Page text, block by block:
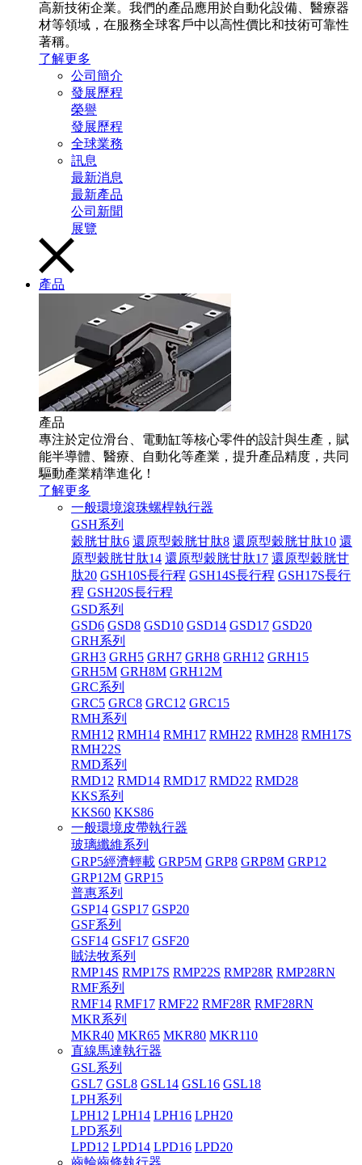
高新技術企業。我們的產品應用於自動化設備、醫療器
材等領域，在服務全球客戶中以高性價比和技術可靠性
著稱。
了解更多
公司簡介
發展歷程
榮譽
發展歷程
全球業務
訊息
最新消息
最新產品
公司新聞
展覽
產品
產品
專注於定位滑台、電動缸等核心零件的設計與生產，賦
能半導體、醫療、自動化等產業，提升產品精度，共同
驅動產業精準進化！
了解更多
一般環境滾珠螺桿執行器
GSH系列
穀胱甘肽6 還原型穀胱甘肽8 還原型穀胱甘肽10 還
原型穀胱甘肽14 還原型穀胱甘肽17 還原型穀胱甘
肽20 GSH10S長行程 GSH14S長行程 GSH17S長行
程 GSH20S長行程
GSD系列
GSD6 GSD8 GSD10 GSD14 GSD17 GSD20
GRH系列
GRH3 GRH5 GRH7 GRH8 GRH12 GRH15
GRH5M GRH8M GRH12M
GRC系列
GRC5 GRC8 GRC12 GRC15
RMH系列
RMH12 RMH14 RMH17 RMH22 RMH28 RMH17S
RMH22S
RMD系列
RMD12 RMD14 RMD17 RMD22 RMD28
KKS系列
KKS60 KKS86
一般環境皮帶執行器
玻璃纖維系列
GRP5經濟輕載 GRP5M GRP8 GRP8M GRP12
GRP12M GRP15
普惠系列
GSP14 GSP17 GSP20
GSF系列
GSF14 GSF17 GSF20
賊法牧系列
RMP14S RMP17S RMP22S RMP28R RMP28RN
RMF系列
RMF14 RMF17 RMF22 RMF28R RMF28RN
MKR系列
MKR40 MKR65 MKR80 MKR110
直線馬達執行器
GSL系列
GSL7 GSL8 GSL14 GSL16 GSL18
LPH系列
LPH12 LPH14 LPH16 LPH20
LPD系列
LPD12 LPD14 LPD16 LPD20
齒輪齒條執行器